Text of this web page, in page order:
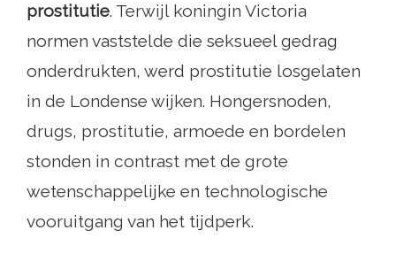
prostitutie. Terwijl koningin Victoria
normen vaststelde die seksueel gedrag
onderdrukten, werd prostitutie losgelaten
in de Londense wijken. Hongersnoden,
drugs, prostitutie, armoede en bordelen
stonden in contrast met de grote
wetenschappelijke en technologische
vooruitgang van het tijdperk.